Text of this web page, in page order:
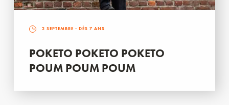
2 SEPTEMBRE - DÈS 7 ANS
POKETO POKETO POKETO
POUM POUM POUM